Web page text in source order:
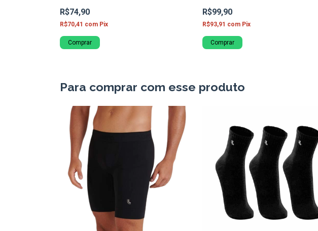
R$74,90
R$70,41 com Pix
Comprar
R$99,90
R$93,91 com Pix
Comprar
Para comprar com esse produto